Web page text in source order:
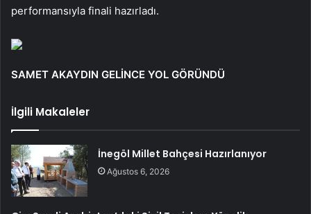
performansıyla finali hazırladı.
SAMET AKAYDIN ​​GELİNCE YOL GÖRÜNDÜ
İlgili Makaleler
İnegöl Millet Bahçesi Hazırlanıyor
Ağustos 6, 2026